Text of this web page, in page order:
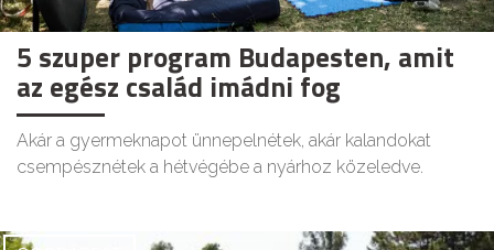
5 szuper program Budapesten, amit
az egész család imádni fog
Akár a gyermeknapot ünnepelnétek, akár kalandokat
csempésznétek a hétvégébe a nyárhoz közeledve.